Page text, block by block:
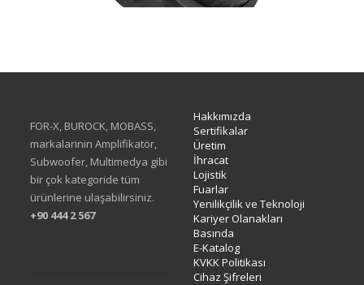
FOR-X, BUROCK, MOBASS,
markalarinin Amplifikatör,
Subwoofer, Multimedya gibi
bir çok kategoride tüm
ürünlerine ulaşabilirsiniz.
+90 444 2 567
Hakkımızda
Sertifikalar
Üretim
İhracat
Lojistik
Fuarlar
Yenilikçilik ve Teknoloji
Kariyer Olanakları
Basında
E-Katalog
KVKK Politikası
Cihaz Şifreleri